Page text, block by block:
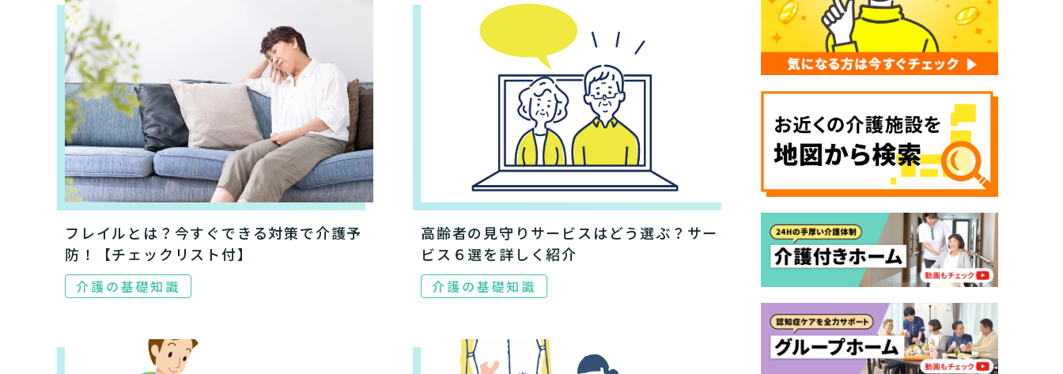
フレイルとは？今すぐできる対策で介護予
防！【チェックリスト付】
介護の基礎知識
高齢者の見守りサービスはどう選ぶ？サー
ビス６選を詳しく紹介
介護の基礎知識
あなたに適しているのは?
介護保険サービスは20種類以上あり、それぞれ用途やご利用目的が違います。
要介護認定を受け、要支援１～２、要介護１～５、
いずれかの判定を受けていますか？
ご自宅で生活しながら介護サービスを使いたいですか？
老人ホームなどの施設に移り住みたいですか？
現在、日常生活を送るうえで誰かの介護などサポートが必要です
か？
介護スタッフにご自宅に来てもらいたいですか？
認知症の診断を受けていますか？
または物忘れなど認知症の疑いはありますか？
日帰りで使いたいですか？
要支援１～２・要介護１～２ですか？
要介護３～５ですか？